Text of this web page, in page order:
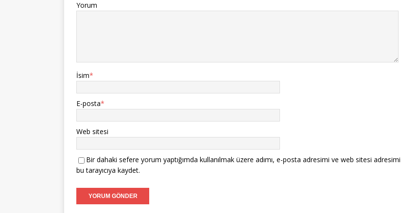
Yorum
İsim*
E-posta*
Web sitesi
Bir dahaki sefere yorum yaptığımda kullanılmak üzere adımı, e-posta adresimi ve web sitesi adresimi
bu tarayıcıya kaydet.